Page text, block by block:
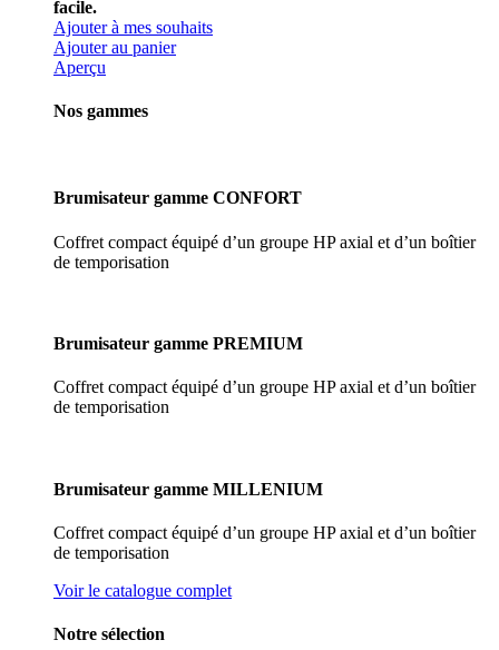
facile.
Ajouter à mes souhaits
Ajouter au panier
Aperçu
Nos gammes
Brumisateur gamme CONFORT
Coffret compact équipé d’un groupe HP axial et d’un boîtier
de temporisation
Brumisateur gamme PREMIUM
Coffret compact équipé d’un groupe HP axial et d’un boîtier
de temporisation
Brumisateur gamme MILLENIUM
Coffret compact équipé d’un groupe HP axial et d’un boîtier
de temporisation
Voir le catalogue complet
Notre sélection